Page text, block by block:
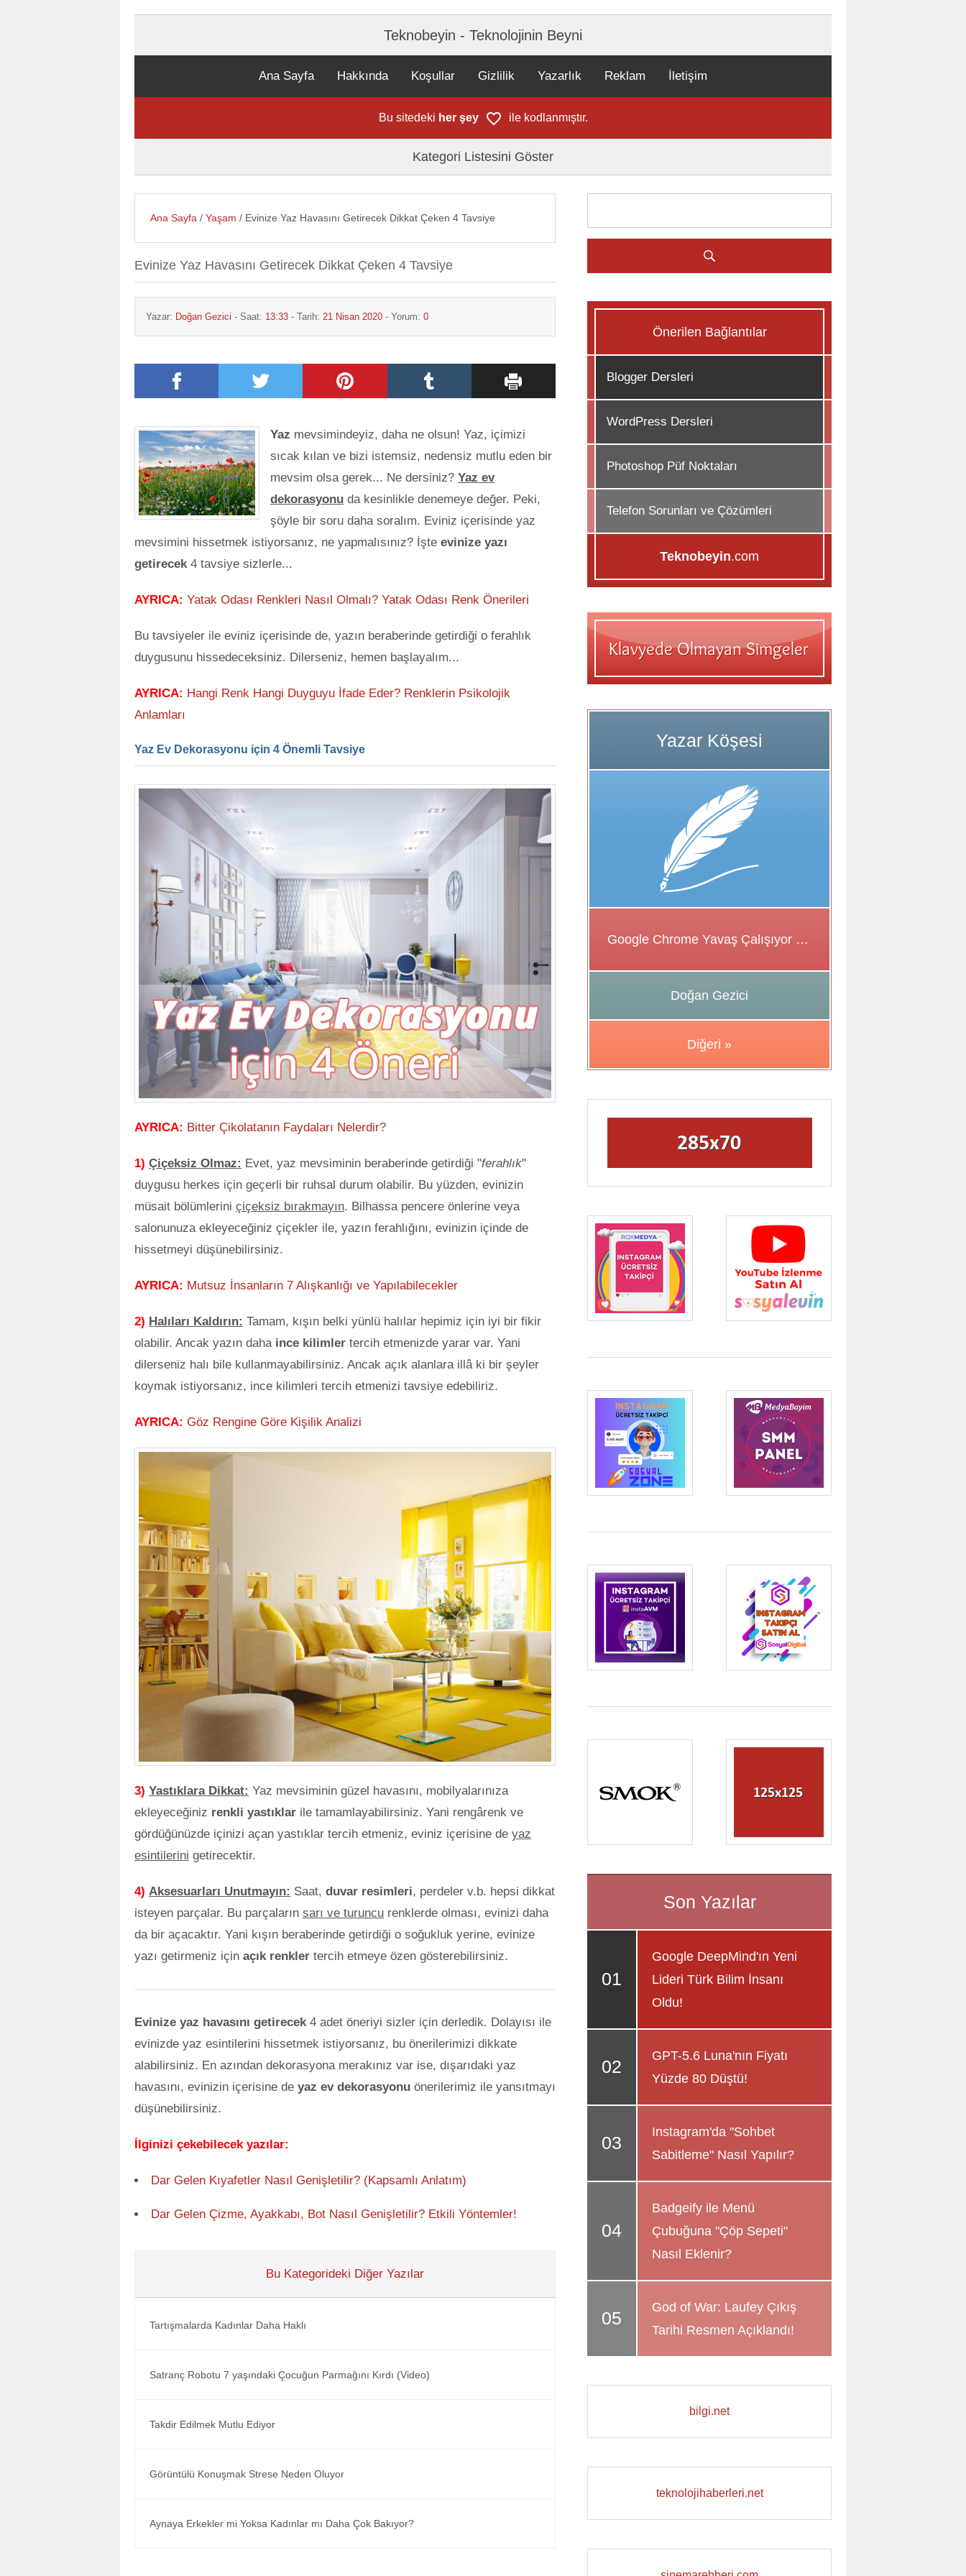
Teknobeyin - Teknolojinin Beyni
Ana Sayfa Hakkında Koşullar Gizlilik Yazarlık Reklam İletişim
Bu sitedeki her şey ile kodlanmıştır.
Kategori Listesini Göster
Ana Sayfa /Yaşam / Evinize Yaz Havasını Getirecek Dikkat Çeken 4 Tavsiye
Evinize Yaz Havasını Getirecek Dikkat Çeken 4 Tavsiye
Yazar: Doğan Gezici - Saat: 13:33 - Tarih: 21 Nisan 2020 - Yorum: 0
Yaz mevsimindeyiz, daha ne olsun! Yaz, içimizi
sıcak kılan ve bizi istemsiz, nedensiz mutlu eden bir
mevsim olsa gerek... Ne dersiniz? Yaz ev
dekorasyonu da kesinlikle denemeye değer. Peki,
şöyle bir soru daha soralım. Eviniz içerisinde yaz
mevsimini hissetmek istiyorsanız, ne yapmalısınız? İşte evinize yazı
getirecek4 tavsiye sizlerle...
AYRICA: Yatak Odası Renkleri Nasıl Olmalı? Yatak Odası Renk Önerileri
Bu tavsiyeler ile eviniz içerisinde de, yazın beraberinde getirdiği o ferahlık
duygusunu hissedeceksiniz. Dilerseniz, hemen başlayalım...
AYRICA: Hangi Renk Hangi Duyguyu İfade Eder? Renklerin Psikolojik
Anlamları
Yaz Ev Dekorasyonu için 4 Önemli Tavsiye
AYRICA: Bitter Çikolatanın Faydaları Nelerdir?
1) Çiçeksiz Olmaz: Evet, yaz mevsiminin beraberinde getirdiği "ferahlık"
duygusu herkes için geçerli bir ruhsal durum olabilir. Bu yüzden, evinizin
müsait bölümlerini çiçeksiz bırakmayın. Bilhassa pencere önlerine veya
salonunuza ekleyeceğiniz çiçekler ile, yazın ferahlığını, evinizin içinde de
hissetmeyi düşünebilirsiniz.
AYRICA: Mutsuz İnsanların 7 Alışkanlığı ve Yapılabilecekler
2) Halıları Kaldırın: Tamam, kışın belki yünlü halılar hepimiz için iyi bir fikir
olabilir. Ancak yazın daha ince kilimler tercih etmenizde yarar var. Yani
dilerseniz halı bile kullanmayabilirsiniz. Ancak açık alanlara illâ ki bir şeyler
koymak istiyorsanız, ince kilimleri tercih etmenizi tavsiye edebiliriz.
AYRICA: Göz Rengine Göre Kişilik Analizi
3) Yastıklara Dikkat: Yaz mevsiminin güzel havasını, mobilyalarınıza
ekleyeceğiniz renkli yastıklar ile tamamlayabilirsiniz. Yani rengârenk ve
gördüğünüzde içinizi açan yastıklar tercih etmeniz, eviniz içerisine de yaz
esintilerini getirecektir.
4) Aksesuarları Unutmayın: Saat, duvar resimleri, perdeler v.b. hepsi dikkat
isteyen parçalar. Bu parçaların sarı ve turuncu renklerde olması, evinizi daha
da bir açacaktır. Yani kışın beraberinde getirdiği o soğukluk yerine, evinize
yazı getirmeniz için açık renkler tercih etmeye özen gösterebilirsiniz.
Evinize yaz havasını getirecek4 adet öneriyi sizler için derledik. Dolayısı ile
evinizde yaz esintilerini hissetmek istiyorsanız, bu önerilerimizi dikkate
alabilirsiniz. En azından dekorasyona merakınız var ise, dışarıdaki yaz
havasını, evinizin içerisine de yaz ev dekorasyonu önerilerimiz ile yansıtmayı
düşünebilirsiniz.
İlginizi çekebilecek yazılar:
Dar Gelen Kıyafetler Nasıl Genişletilir? (Kapsamlı Anlatım)
Dar Gelen Çizme, Ayakkabı, Bot Nasıl Genişletilir? Etkili Yöntemler!
Bu Kategorideki Diğer Yazılar
Tartışmalarda Kadınlar Daha Haklı
Satranç Robotu 7 yaşındaki Çocuğun Parmağını Kırdı (Video)
Takdir Edilmek Mutlu Ediyor
Görüntülü Konuşmak Strese Neden Oluyor
Aynaya Erkekler mi Yoksa Kadınlar mı Daha Çok Bakıyor?
Önerilen Bağlantılar
Blogger Dersleri
WordPress Dersleri
Photoshop Püf Noktaları
Telefon Sorunları ve Çözümleri
Teknobeyin.com
Google Chrome Yavaş Çalışıyor Sorunu için Çözüm Önerileri
Doğan Gezici
Diğeri »
Google DeepMind'ın Yeni
Lideri Türk Bilim İnsanı
Oldu!
GPT-5.6 Luna'nın Fiyatı
Yüzde 80 Düştü!
Instagram'da "Sohbet
Sabitleme" Nasıl Yapılır?
Badgeify ile Menü
Çubuğuna "Çöp Sepeti"
Nasıl Eklenir?
God of War: Laufey Çıkış
Tarihi Resmen Açıklandı!
bilgi.net
teknolojihaberleri.net